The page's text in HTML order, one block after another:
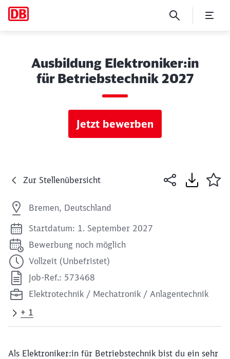
Ausbildung Elektroniker:in
für Betriebstechnik 2027
Jetzt bewerben
Zur Stellenübersicht
Bremen, Deutschland
Startdatum: 1. September 2027
Bewerbung noch möglich
Vollzeit (Unbefristet)
Job-Ref.: 573468
Elektrotechnik / Mechatronik / Anlagentechnik
+ 1
Als Elektroniker:in für Betriebstechnik bist du ein sehr